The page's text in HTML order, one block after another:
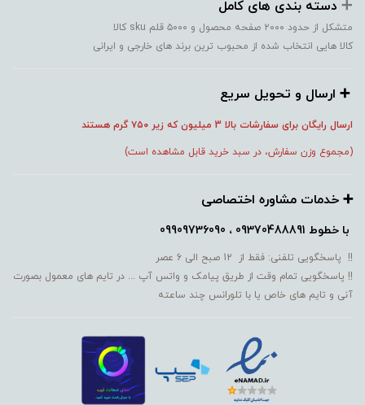
➕️ دسته بندی های کامل
متشکل از حدود ۲۰۰۰ صفحه محصول و ۵۰۰۰ قلم sku کالا
کالا هایی انتخاب شده از محبوب ترین برند های خارجی و ایرانی
➕️ ارسال و تحویل سریع
ارسال رایگان برای سفارشات بالا 3 میلیون که زیر ۷۵۰ گرم هستند
(مجموع وزن سفارش، در سبد خرید قابل مشاهده است)
➕️ خدمات مشاوره اختصاصی
با خطوط 09370488891 ، 09909736090
!! پاسخگویی تلفنی: فقط از 12 صبح الی 6 عصر
!! پاسخگویی تمام وقت از طریق پیامک و واتس آپ ... در تایم های معمول بصورت
آنی و تایم های خاص یا با تلورانس چند ساعته